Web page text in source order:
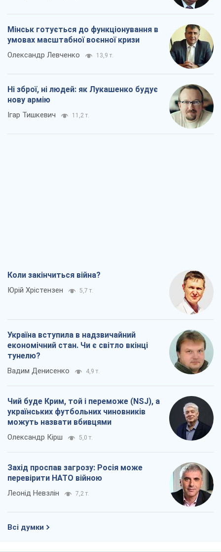
Мінськ готується до функціонування в
умовах масштабної воєнної кризи
Олександр Левченко 13,9 т.
Ні зброї, ні людей: як Лукашенко будує
нову армію
Ігар Тишкевич 11,2 т.
Коли закінчиться війна?
Юрій Хрістензен 5,7 т.
Україна вступила в надзвичайний
економічний стан. Чи є світло вкінці
тунелю?
Вадим Денисенко 4,9 т.
Чий буде Крим, той і переможе (NSJ), а
українських футбольних чиновників
можуть назвати вбивцями
Олександр Кірш 5,0 т.
Захід проспав загрозу: Росія може
перевірити НАТО війною
Леонід Невзлін 7,2 т.
Всі думки